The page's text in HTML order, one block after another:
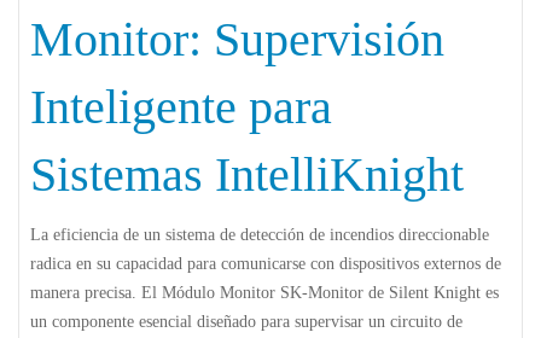
Monitor: Supervisión
Inteligente para
Sistemas IntelliKnight
La eficiencia de un sistema de detección de incendios direccionable
radica en su capacidad para comunicarse con dispositivos externos de
manera precisa. El Módulo Monitor SK-Monitor de Silent Knight es
un componente esencial diseñado para supervisar un circuito de